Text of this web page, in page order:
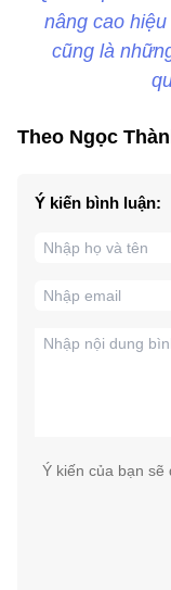
nâng cao
cũng là
Theo Ngọc
Ý kiến bình luận:
Ý kiến của bạn sẽ